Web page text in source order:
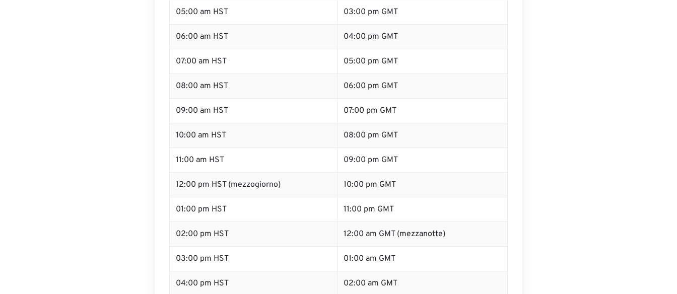
05:00 am HST 03:00 pm GMT
06:00 am HST 04:00 pm GMT
07:00 am HST 05:00 pm GMT
08:00 am HST 06:00 pm GMT
09:00 am HST 07:00 pm GMT
10:00 am HST 08:00 pm GMT
11:00 am HST 09:00 pm GMT
12:00 pm HST (mezzogiorno) 10:00 pm GMT
01:00 pm HST 11:00 pm GMT
02:00 pm HST 12:00 am GMT (mezzanotte)
03:00 pm HST 01:00 am GMT
04:00 pm HST 02:00 am GMT